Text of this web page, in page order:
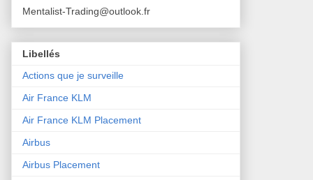
Mentalist-Trading@outlook.fr
Libellés
Actions que je surveille
Air France KLM
Air France KLM Placement
Airbus
Airbus Placement